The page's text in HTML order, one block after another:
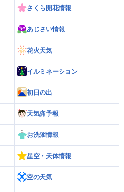
さくら開花情報
あじさい情報
花火天気
イルミネーション
初日の出
天気痛予報
お洗濯情報
星空・天体情報
空の天気